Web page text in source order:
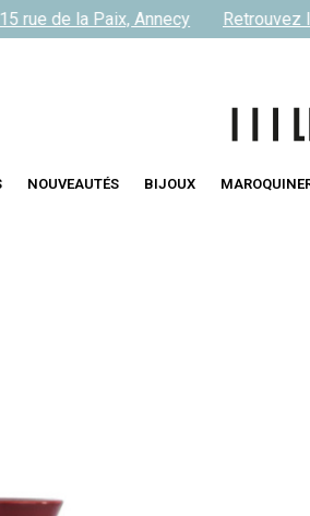
rue de la Paix, Annecy Retrouvez
NOUVEAUTÉS BIJOUX